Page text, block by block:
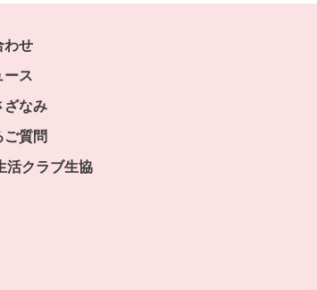
わせ
ース
ざなみ
ご質問
活クラブ生協